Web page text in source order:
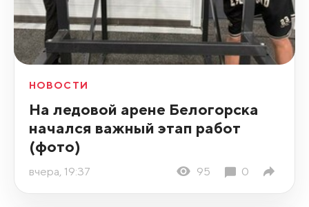
НОВОСТИ
На ледовой арене Белогорска
начался важный этап работ
(фото)
вчера, 19:37 95 0